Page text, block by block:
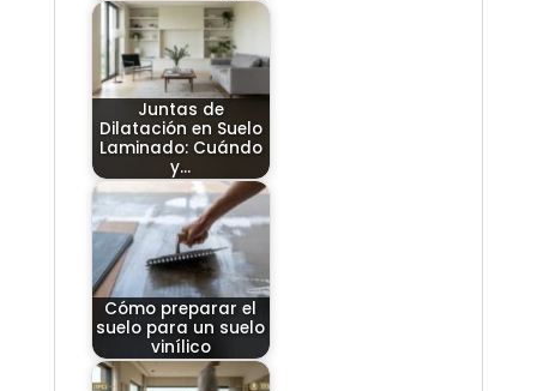
Juntas de
Dilatación en Suelo
Laminado: Cuándo
y…
Cómo preparar el
suelo para un suelo
vinílico